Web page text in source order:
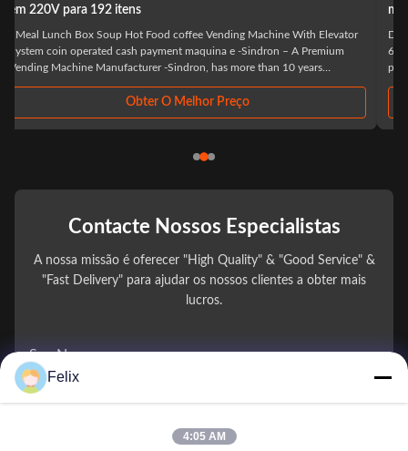
máquina de venda automática de lancheira de MDB
Dimensions H x L x W 2280 mm* 1880 mm* 1020mm Weight 660kg G.W/
600 kg N.W Capacity No.of shelves: standard 7 Items per shelf: 4 Selection
per item: 5-7 *shelves can be adjusted according to the products to suit
Obter O Melhor Preço
Contacte Nossos Especialistas
A nossa missão é oferecer "High Quality" & "Good Service" &
"Fast Delivery" para ajudar os nossos clientes a obter mais
lucros.
Seu Nome
Felix
4:05 AM